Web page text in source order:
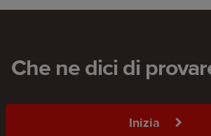
Che ne dici di
Inizia